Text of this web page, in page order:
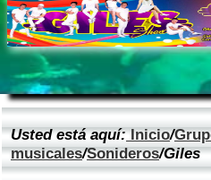
Usted está aquí:Inicio/
musicales/Sonideros/Giles